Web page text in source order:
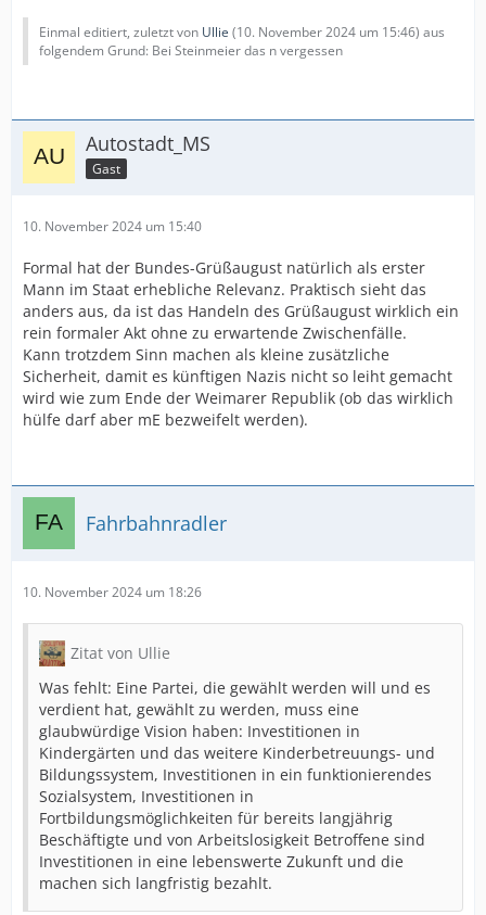
Einmal editiert, zuletzt von Ullie (10. November 2024 um 15:46) aus
folgendem Grund: Bei Steinmeier das n vergessen
Autostadt_MS
Gast
10. November 2024 um 15:40
Formal hat der Bundes-Grüßaugust natürlich als erster
Mann im Staat erhebliche Relevanz. Praktisch sieht das
anders aus, da ist das Handeln des Grüßaugust wirklich ein
rein formaler Akt ohne zu erwartende Zwischenfälle.
Kann trotzdem Sinn machen als kleine zusätzliche
Sicherheit, damit es künftigen Nazis nicht so leiht gemacht
wird wie zum Ende der Weimarer Republik (ob das wirklich
hülfe darf aber mE bezweifelt werden).
Fahrbahnradler
10. November 2024 um 18:26
Zitat von Ullie
Was fehlt: Eine Partei, die gewählt werden will und es
verdient hat, gewählt zu werden, muss eine
glaubwürdige Vision haben: Investitionen in
Kindergärten und das weitere Kinderbetreuungs- und
Bildungssystem, Investitionen in ein funktionierendes
Sozialsystem, Investitionen in
Fortbildungsmöglichkeiten für bereits langjährig
Beschäftigte und von Arbeitslosigkeit Betroffene sind
Investitionen in eine lebenswerte Zukunft und die
machen sich langfristig bezahlt.